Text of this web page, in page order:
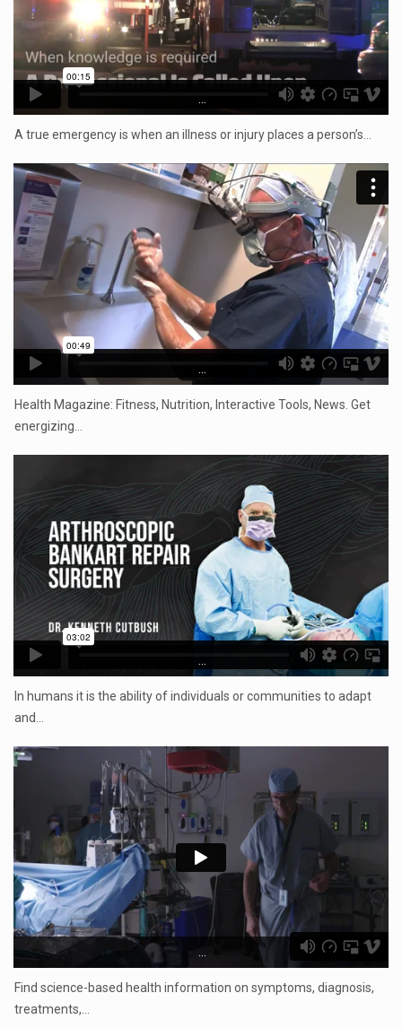
...
A true emergency is when an illness or injury places a person’s…
Health Magazine: Fitness, Nutrition, Interactive Tools, News. Get
energizing…
In humans it is the ability of individuals or communities to adapt
and…
Find science-based health information on symptoms, diagnosis,
treatments,…